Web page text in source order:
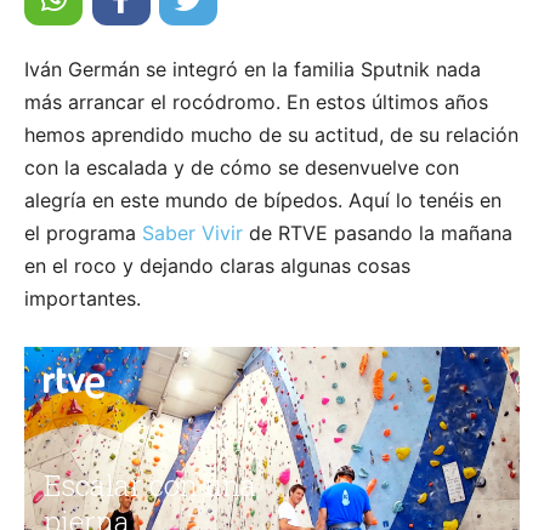
Iván Germán se integró en la familia Sputnik nada
más arrancar el rocódromo. En estos últimos años
hemos aprendido mucho de su actitud, de su relación
con la escalada y de cómo se desenvuelve con
alegría en este mundo de bípedos. Aquí lo tenéis en
el programa Saber Vivir de RTVE pasando la mañana
en el roco y dejando claras algunas cosas
importantes.